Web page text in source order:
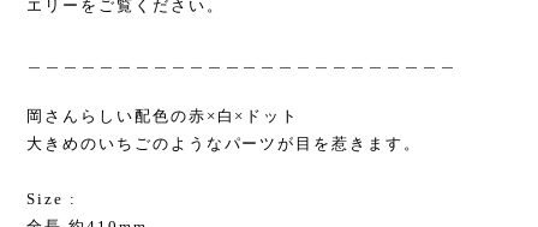
エリーをご覧ください。
岡さんらしい配色の赤×白×ドット
大きめのいちごのようなパーツが目を惹きます。
Size :